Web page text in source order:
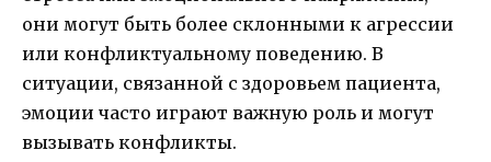
они могут быть более склонными к агрессии
или конфликтуальному поведению. В
ситуации, связанной с здоровьем пациента,
эмоции часто играют важную роль и могут
вызывать конфликты.